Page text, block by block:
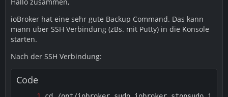
ioBroker hat eine sehr gute Backup Command. Das kann
mann über SSH Verbindung (zBs. mit Putty) in die Konsole
starten.
Nach der SSH Verbindung:
Code